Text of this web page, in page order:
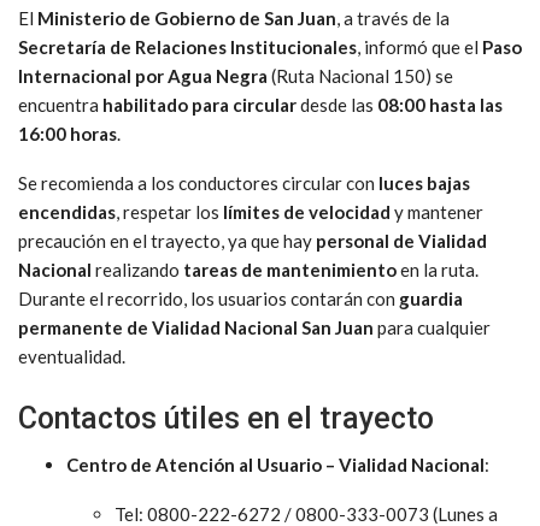
El Ministerio de Gobierno de San Juan, a través de la
Secretaría de Relaciones Institucionales, informó que el Paso
Internacional por Agua Negra (Ruta Nacional 150) se
encuentra habilitado para circulardesde las 08:00 hasta las
16:00 horas.
Se recomienda a los conductores circular con luces bajas
encendidas, respetar los límites de velocidad y mantener
precaución en el trayecto, ya que hay personal de Vialidad
Nacional realizando tareas de mantenimientoen la ruta.
Durante el recorrido, los usuarios contarán con guardia
permanente de Vialidad Nacional San Juan para cualquier
eventualidad.
Contactos útiles en el trayecto
Centro de Atención al Usuario – Vialidad Nacional:
Tel: 0800-222-6272 / 0800-333-0073 (Lunes a